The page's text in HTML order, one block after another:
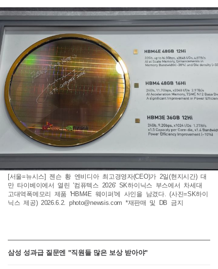
[서울=뉴시스] 젠슨 황 엔비디아 최고경영자(CEO)가 2일(현지시간) 대
만 타이베이에서 열린 '컴퓨텍스 2026' SK하이닉스 부스에서 차세대
고대역폭메모리 제품 'HBM4E 웨이퍼'에 사인을 남겼다. (사진=SK하이
닉스 제공) 2026.6.2. photo@newsis.com *재판매 및 DB 금지
삼성 성과급 질문엔 "직원들 많은 보상 받아야"